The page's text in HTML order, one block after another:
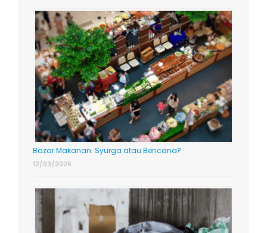
Bazar Makanan: Syurga atau Bencana?
12/03/2026